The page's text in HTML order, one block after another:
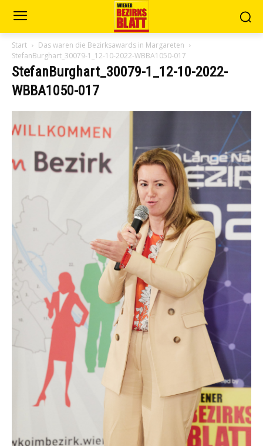
Start
Das waren die Bezirksawards in Margareten
StefanBurghart_30079-1_12-10-2022-WBBA1050-017
StefanBurghart_30079-1_12-10-2022-
WBBA1050-017